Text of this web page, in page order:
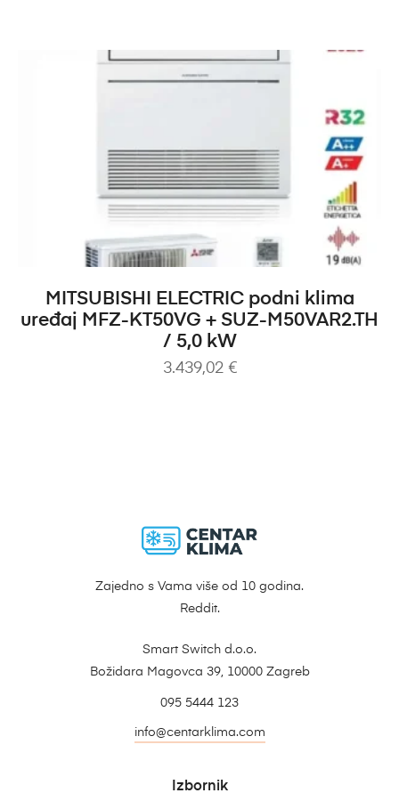
DODAJ U KOŠARICU
MITSUBISHI ELECTRIC podni klima
uređaj MFZ-KT50VG + SUZ-M50VAR2.TH
/ 5,0 kW
3.439,02 €
Zajedno s Vama više od 10 godina.
Reddit.
Smart Switch d.o.o.
Božidara Magovca 39, 10000 Zagreb
095 5444 123
info@centarklima.com
Izbornik